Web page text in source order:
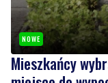
NOWE
Mieszkańcy